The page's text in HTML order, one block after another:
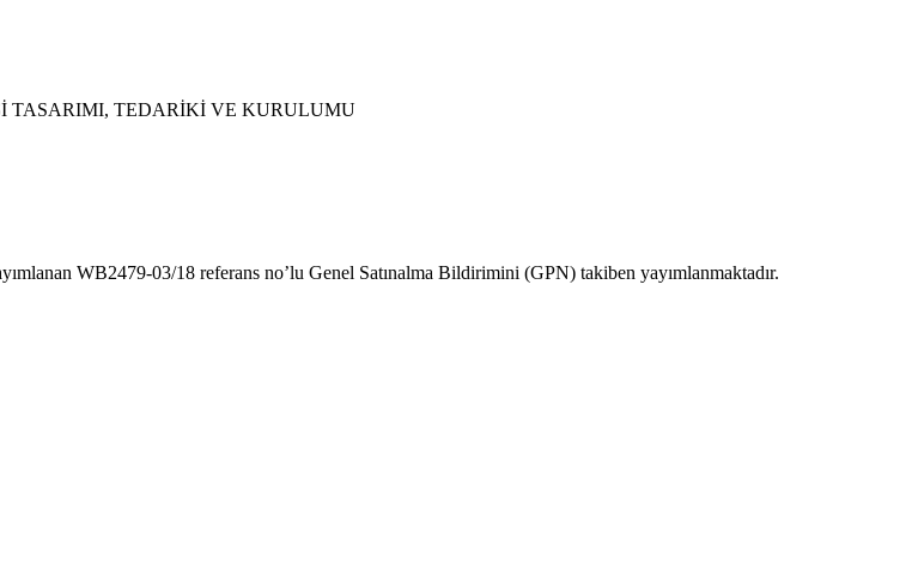
TASARIMI, TEDARİKİ VE KURULUMU
WB2479-03/18 referans no’lu Genel Satınalma Bildirimini (GPN) takiben yayımlanmaktadır.